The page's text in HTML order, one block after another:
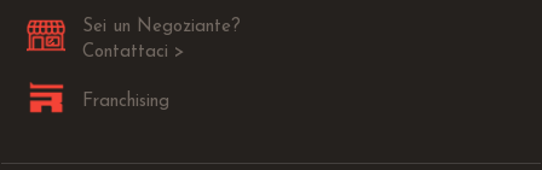
Sei un Negoziante?
Contattaci >
Franchising